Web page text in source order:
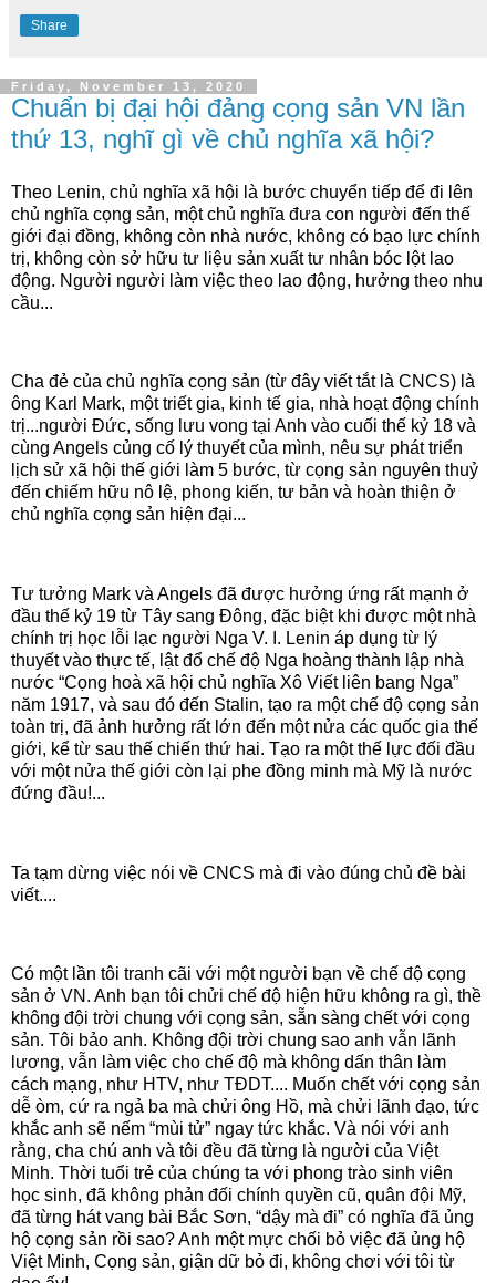
Share
Friday, November 13, 2020
Chuẩn bị đại hội đảng cọng sản VN lần
thứ 13, nghĩ gì về chủ nghĩa xã hội?
Theo Lenin, chủ nghĩa xã hội là bước chuyển tiếp để đi lên
chủ nghĩa cọng sản, một chủ nghĩa đưa con người đến thế
giới đại đồng, không còn nhà nước, không có bạo lực chính
trị, không còn sở hữu tư liệu sản xuất tư nhân bóc lột lao
động. Người người làm việc theo lao động, hưởng theo nhu
cầu...
Cha đẻ của chủ nghĩa cọng sản (từ đây viết tắt là CNCS) là
ông Karl Mark, một triết gia, kinh tế gia, nhà hoạt động chính
trị...người Đức, sống lưu vong tại Anh vào cuối thế kỷ 18 và
cùng Angels củng cố lý thuyết của mình, nêu sự phát triển
lịch sử xã hội thế giới làm 5 bước, từ cọng sản nguyên thuỷ
đến chiếm hữu nô lệ, phong kiến, tư bản và hoàn thiện ở
chủ nghĩa cọng sản hiện đại...
Tư tưởng Mark và Angels đã được hưởng ứng rất mạnh ở
đầu thế kỷ 19 từ Tây sang Đông, đặc biệt khi được một nhà
chính trị học lỗi lạc người Nga V. I. Lenin áp dụng từ lý
thuyết vào thực tế, lật đổ chế độ Nga hoàng thành lập nhà
nước “Cọng hoà xã hội chủ nghĩa Xô Viết liên bang Nga”
năm 1917, và sau đó đến Stalin, tạo ra một chế độ cọng sản
toàn trị, đã ảnh hưởng rất lớn đến một nửa các quốc gia thế
giới, kể từ sau thế chiến thứ hai. Tạo ra một thế lực đối đầu
với một nửa thế giới còn lại phe đồng minh mà Mỹ là nước
đứng đầu!...
Ta tạm dừng việc nói về CNCS mà đi vào đúng chủ đề bài
viết....
Có một lần tôi tranh cãi với một người bạn về chế độ cọng
sản ở VN. Anh bạn tôi chửi chế độ hiện hữu không ra gì, thề
không đội trời chung với cọng sản, sẵn sàng chết với cọng
sản. Tôi bảo anh. Không đội trời chung sao anh vẫn lãnh
lương, vẫn làm việc cho chế độ mà không dấn thân làm
cách mạng, như HTV, như TĐDT.... Muốn chết với cọng sản
dễ òm, cứ ra ngả ba mà chửi ông Hồ, mà chửi lãnh đạo, tức
khắc anh sẽ nếm “mùi tử” ngay tức khắc. Và nói với anh
rằng, cha chú anh và tôi đều đã từng là người của Việt
Minh. Thời tuổi trẻ của chúng ta với phong trào sinh viên
học sinh, đã không phản đối chính quyền cũ, quân đội Mỹ,
đã từng hát vang bài Bắc Sơn, “dậy mà đi” có nghĩa đã ủng
hộ cọng sản rồi sao? Anh một mực chối bỏ việc đã ủng hộ
Việt Minh, Cọng sản, giận dữ bỏ đi, không chơi với tôi từ